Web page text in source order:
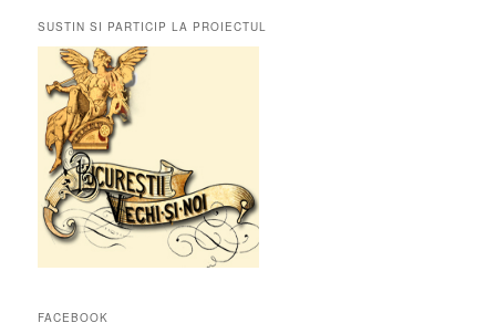
SUSTIN SI PARTICIP LA PROIECTUL
FACEBOOK